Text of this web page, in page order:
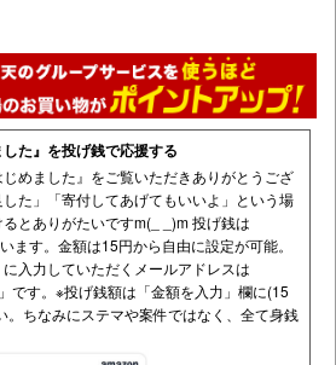
た』を投げ銭で応援する
めました』をご覧いただきありがとうござ
た」「寄付してあげてもいいよ」という場
とありがたいですm(_ _)m 投げ銭は
ます。金額は15円から自由に設定が可能。
入力していただくメールアドレスは
」です。 ※投げ銭額は「金額を入力」欄に(15
。ちなみにステマや案件ではなく、全て身銭